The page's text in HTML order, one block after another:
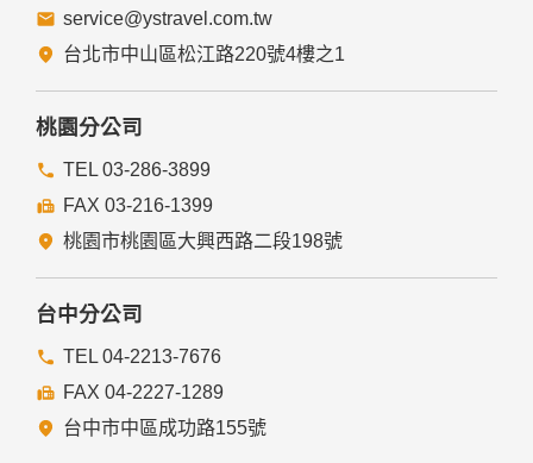
service@ystravel.com.tw
台北市中山區松江路220號4樓之1
桃園分公司
TEL 03-286-3899
FAX 03-216-1399
桃園市桃園區大興西路二段198號
台中分公司
TEL 04-2213-7676
FAX 04-2227-1289
台中市中區成功路155號